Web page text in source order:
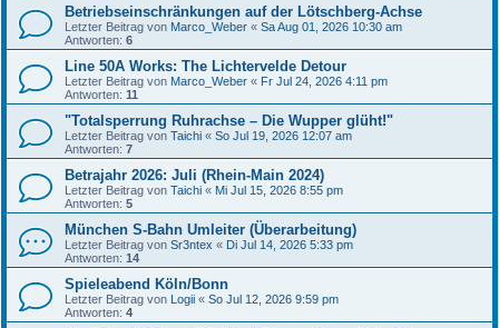
Betriebseinschränkungen auf der Lötschberg-Achse
Letzter Beitrag von Marco_Weber « Sa Aug 01, 2026 10:30 am
Antworten: 6
Line 50A Works: The Lichtervelde Detour
Letzter Beitrag von Marco_Weber « Fr Jul 24, 2026 4:11 pm
Antworten: 11
"Totalsperrung Ruhrachse – Die Wupper glüht!"
Letzter Beitrag von Taichi « So Jul 19, 2026 12:07 am
Antworten: 7
Betrajahr 2026: Juli (Rhein-Main 2024)
Letzter Beitrag von Taichi « Mi Jul 15, 2026 8:55 pm
Antworten: 5
München S-Bahn Umleiter (Überarbeitung)
Letzter Beitrag von Sr3ntex « Di Jul 14, 2026 5:33 pm
Antworten: 14
Spieleabend Köln/Bonn
Letzter Beitrag von Logii « So Jul 12, 2026 9:59 pm
Antworten: 4